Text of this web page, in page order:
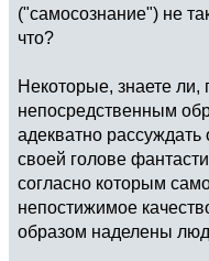
("самосознание") не
что?
Некоторые, знаете
непосредственным
адекватно
своей голове
согласно которым
непостижимое
образом наделены